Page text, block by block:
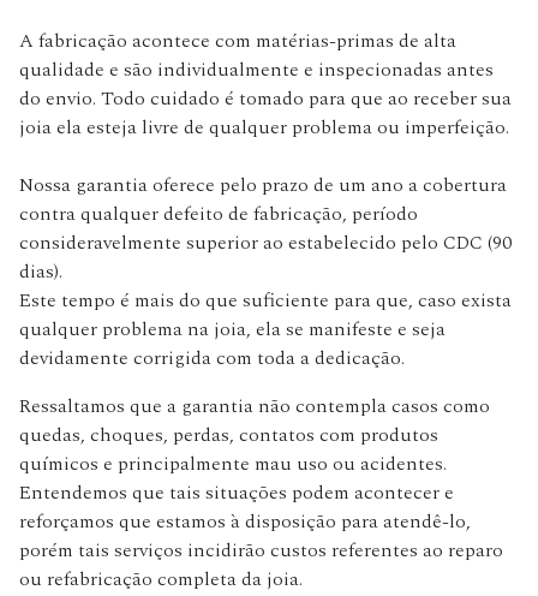
A fabricação acontece com matérias-primas de alta
qualidade e são individualmente e inspecionadas antes
do envio. Todo cuidado é tomado para que ao receber sua
joia ela esteja livre de qualquer problema ou imperfeição.
Nossa garantia oferece pelo prazo de um ano a cobertura
contra qualquer defeito de fabricação, período
consideravelmente superior ao estabelecido pelo CDC (90
dias).
Este tempo é mais do que suficiente para que, caso exista
qualquer problema na joia, ela se manifeste e seja
devidamente corrigida com toda a dedicação.
Ressaltamos que a garantia não contempla casos como
quedas, choques, perdas, contatos com produtos
químicos e principalmente mau uso ou acidentes.
Entendemos que tais situações podem acontecer e
reforçamos que estamos à disposição para atendê-lo,
porém tais serviços incidirão custos referentes ao reparo
ou refabricação completa da joia.